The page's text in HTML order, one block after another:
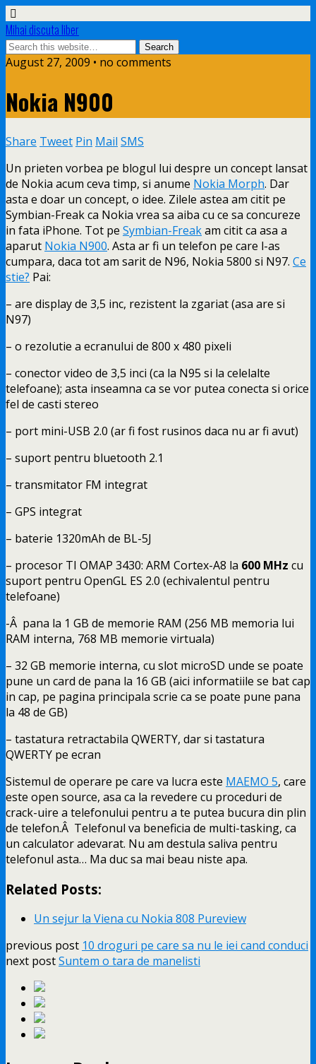
Mihai discuta liber
August 27, 2009 • no comments
Nokia N900
Share Tweet Pin Mail SMS
Un prieten vorbea pe blogul lui despre un concept lansat
de Nokia acum ceva timp, si anume Nokia Morph. Dar
asta e doar un concept, o idee. Zilele astea am citit pe
Symbian-Freak ca Nokia vrea sa aiba cu ce sa concureze
in fata iPhone. Tot pe Symbian-Freakam citit ca asa a
aparut Nokia N900. Asta ar fi un telefon pe care l-as
cumpara, daca tot am sarit de N96, Nokia 5800 si N97. Ce
stie? Pai:
– are display de 3,5 inc, rezistent la zgariat (asa are si
N97)
– o rezolutie a ecranului de 800 x 480 pixeli
– conector video de 3,5 inci (ca la N95 si la celelalte
telefoane); asta inseamna ca se vor putea conecta si orice
fel de casti stereo
– port mini-USB 2.0 (ar fi fost rusinos daca nu ar fi avut)
– suport pentru bluetooth 2.1
– transmitator FM integrat
– GPS integrat
– baterie 1320mAh de BL-5J
– procesor TI OMAP 3430: ARM Cortex-A8 la 600 MHz cu
suport pentru OpenGL ES 2.0 (echivalentul pentru
telefoane)
-Â pana la 1 GB de memorie RAM (256 MB memoria lui
RAM interna, 768 MB memorie virtuala)
– 32 GB memorie interna, cu slot microSD unde se poate
pune un card de pana la 16 GB (aici informatiile se bat cap
in cap, pe pagina principala scrie ca se poate pune pana
la 48 de GB)
– tastatura retractabila QWERTY, dar si tastatura
QWERTY pe ecran
Sistemul de operare pe care va lucra este MAEMO 5, care
este open source, asa ca la revedere cu proceduri de
crack-uire a telefonului pentru a te putea bucura din plin
de telefon.Â Telefonul va beneficia de multi-tasking, ca
un calculator adevarat. Nu am destula saliva pentru
telefonul asta… Ma duc sa mai beau niste apa.
Related Posts:
Un sejur la Viena cu Nokia 808 Pureview
previous post 10 droguri pe care sa nu le iei cand conduci
next postSuntem o tara de manelisti